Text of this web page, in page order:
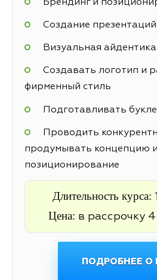
Брендинг и
Создание презентаций
Визуальная айдентика
Создавать логотип и
фирменный стиль
Подготавливать
Проводить
продумывать концепцию
позиционирование
Длительность курса:
Цена: в рассрочку
ПОДРОБНЕЕ О